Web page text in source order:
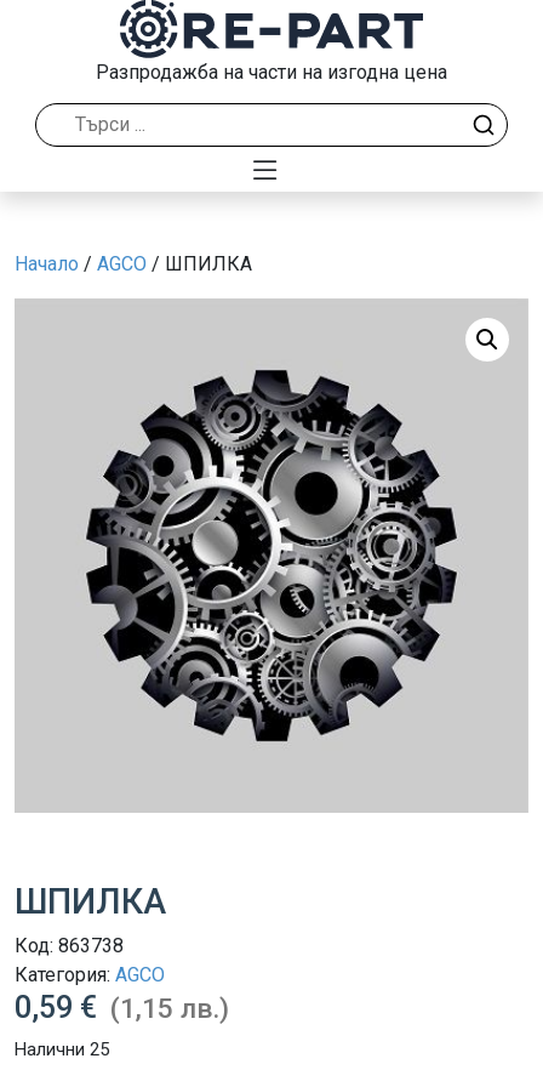
Разпродажба на части на изгодна цена
Начало / AGCO / ШПИЛКА
ШПИЛКА
Код: 863738
Категория: AGCO
0,59 € (1,15 лв.)
Налични 25